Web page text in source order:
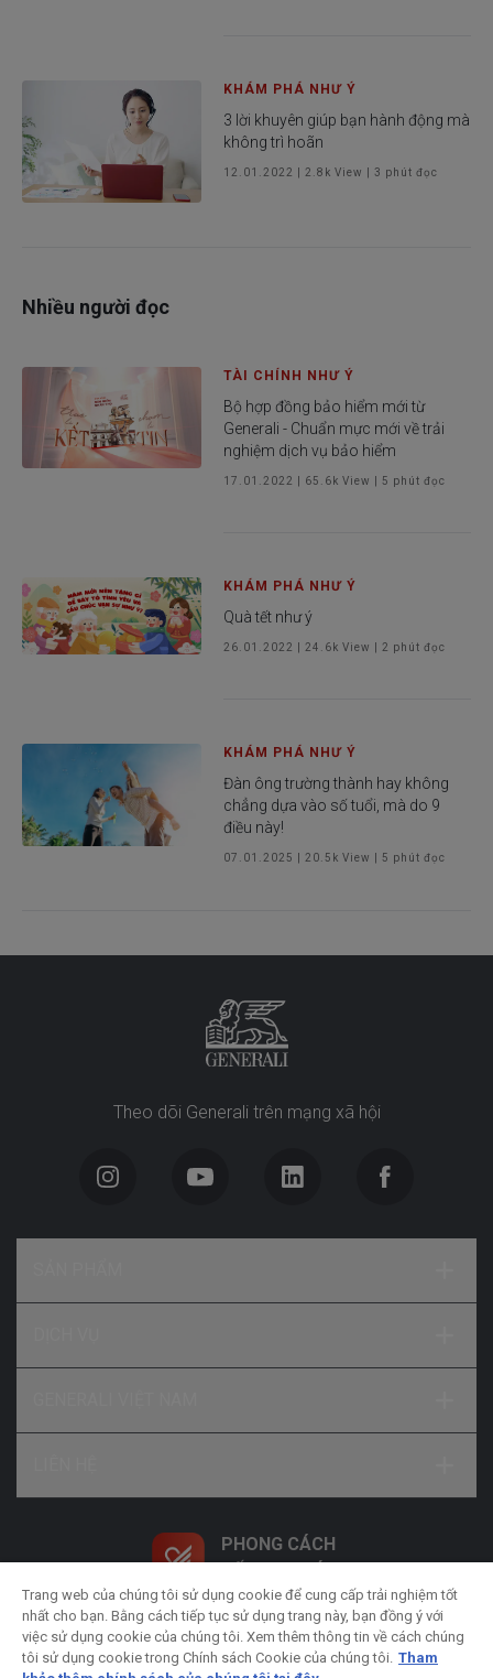
KHÁM PHÁ NHƯ Ý
3 lời khuyên giúp bạn hành động mà
không trì hoãn
12.01.2022 |2.8k View |3 phút đọc
Nhiều người đọc
TÀI CHÍNH NHƯ Ý
Bộ hợp đồng bảo hiểm mới từ
Generali - Chuẩn mực mới về trải
nghiệm dịch vụ bảo hiểm
17.01.2022 65.6k View |5 phút đọc
KHÁM PHÁ NHƯ Ý
Quà tết như ý
26.01.2022 |24.6k View |2 phút đọc
KHÁM PHÁ NHƯ Ý
Đàn ông trường thành hay không
chẳng dựa vào số tuổi, mà do 9
điều này!
07.01.2025 |20.5k View |5 phút đọc
Theo dõi Generali trên mạng xã hội
PHONG CÁCH
Trang web của chúng tôi sử dụng cookie để cung cấp trải nghiệm tốt
nhất cho bạn. Bằng cách tiếp tục sử dụng trang này, bạn đồng ý với
việc sử dụng cookie của chúng tôi. Xem thêm thông tin về cách chúng
tôi sử dụng cookie trong Chính sách Cookie của chúng tôi. Tham